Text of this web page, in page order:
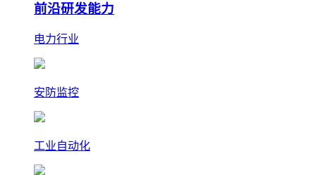
前沿研发能力
电力行业
安防监控
工业自动化